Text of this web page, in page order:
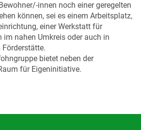
innen noch einer geregelten
können, sei es einem Arbeitsplatz,
einer Werkstatt für
im nahen Umkreis oder auch in
bietet neben der
für Eigeninitiative.